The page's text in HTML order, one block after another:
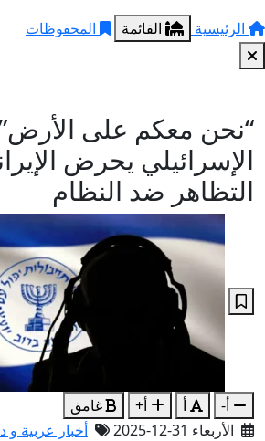
الرئيسية
القائمة المحفوظات
“نحن معكم على
الإسرائيلي يحرض
التظاهر ضد النظام
أ- أ أ+
غامق
الأربعاء 31-12-2025
أخبار عربية و